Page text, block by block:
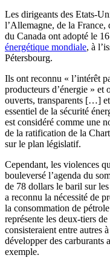
Les dirigeants des Etats-
l’Allemagne, de la
du Canada ont adopté le
énergétique mondiale, à
Pétersbourg.
Ils ont reconnu « l’intérêt
producteurs d’énergie » et
ouverts, transparents […]
essentiel de la sécurité
est considéré comme une
de la ratification de la
sur le plan législatif.
Cependant, les violences
bouleversé l’agenda du
de 78 dollars le baril sur
a reconnu la nécessité de
la consommation de
représente les deux-tiers
consisteraient entre autres
développer des carburants
exemple.